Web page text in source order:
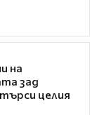
на
зад
целия